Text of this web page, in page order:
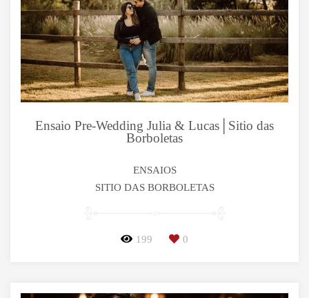
Ensaio Pre-Wedding Julia & Lucas│Sitio das
Borboletas
ENSAIOS
SITIO DAS BORBOLETAS
199 0